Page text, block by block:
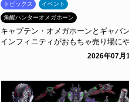
トピックス イベント
角醒ハンターオメガホーン
キャプテン・オメガホーンとギャバ
インフィニティがおもちゃ売り場に
2026年07月